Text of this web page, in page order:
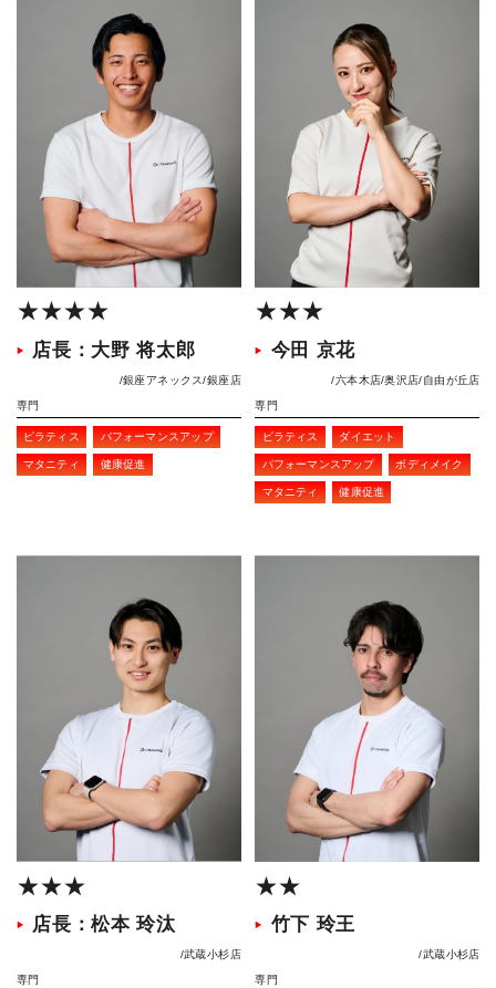
★★★★
店長：大野 将太郎
銀座アネックス 銀座店
専門
ピラティス パフォーマンスアップ
マタニティ 健康促進
★★★
今田 京花
六本木店 奥沢店 自由が丘店
専門
ピラティス ダイエット
パフォーマンスアップ ボディメイク
マタニティ 健康促進
★★★
店長：松本 玲汰
武蔵小杉店
専門
★★
竹下 玲王
武蔵小杉店
専門